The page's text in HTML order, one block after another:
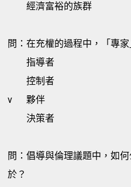
經濟富裕的族群
問：在充權的過程中，「專
指導者
控制者
v
夥伴
決策者
問：倡導與倫理議題中，如
於？